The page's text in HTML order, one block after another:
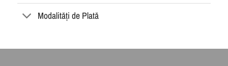
Modalități de Plată